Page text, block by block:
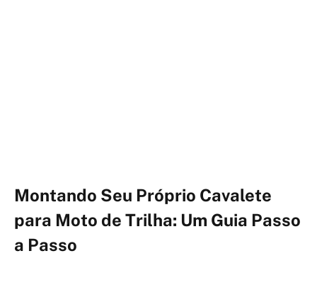
Montando Seu Próprio Cavalete
para Moto de Trilha: Um Guia Passo
a Passo